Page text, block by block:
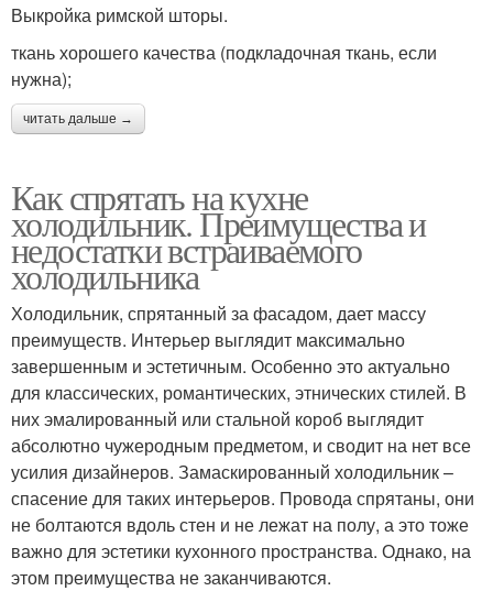
Выкройка римской шторы.
ткань хорошего качества (подкладочная ткань, если
нужна);
читать дальше →
Как спрятать на кухне
холодильник. Преимущества и
недостатки встраиваемого
холодильника
Холодильник, спрятанный за фасадом, дает массу
преимуществ. Интерьер выглядит максимально
завершенным и эстетичным. Особенно это актуально
для классических, романтических, этнических стилей. В
них эмалированный или стальной короб выглядит
абсолютно чужеродным предметом, и сводит на нет все
усилия дизайнеров. Замаскированный холодильник –
спасение для таких интерьеров. Провода спрятаны, они
не болтаются вдоль стен и не лежат на полу, а это тоже
важно для эстетики кухонного пространства. Однако, на
этом преимущества не заканчиваются.